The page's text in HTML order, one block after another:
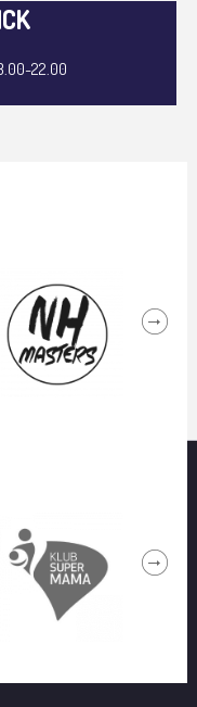
22.00